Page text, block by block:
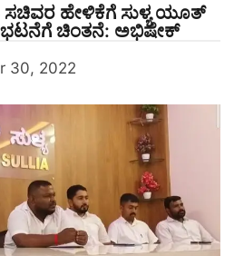
ಸಚಿವರ ಹೇಳಿಕೆಗೆ ಸುಳ್ಯ ಯೂತ್
ಚಿಂತನೆ: ಅಭಿಷೇಕ್
30, 2022